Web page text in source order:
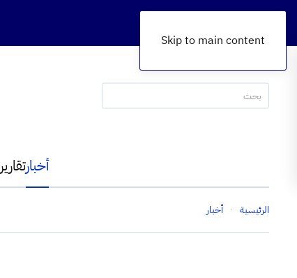
Skip to main content
أخبارتقارير
الرئيسية أخبار